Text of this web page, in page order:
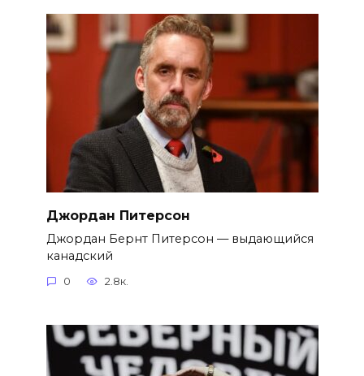
Джордан Питерсон
Джордан Бернт Питерсон — выдающийся
канадский
0 2.8к.